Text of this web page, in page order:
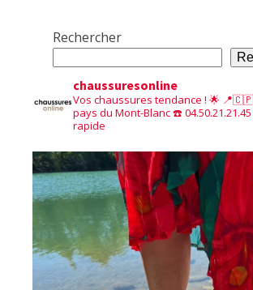
Rechercher
chaussuresonline
Vos chaussures tendance ! 🌟 📍🇨🇵
pays du Mont-Blanc☎️ 04.50.21.21.45
rapide